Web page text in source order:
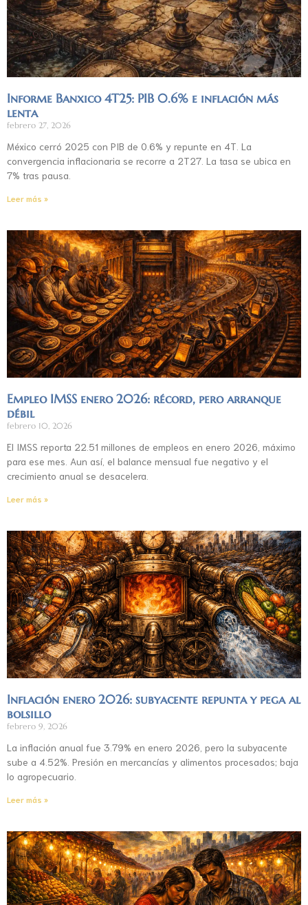
Informe Banxico 4T25: PIB 0.6% e inflación más
lenta
febrero 27, 2026
México cerró 2025 con PIB de 0.6% y repunte en 4T. La
convergencia inflacionaria se recorre a 2T27. La tasa se ubica en
7% tras pausa.
Leer más »
Empleo IMSS enero 2026: récord, pero arranque
débil
febrero 10, 2026
El IMSS reporta 22.51 millones de empleos en enero 2026, máximo
para ese mes. Aun así, el balance mensual fue negativo y el
crecimiento anual se desacelera.
Leer más »
Inflación enero 2026: subyacente repunta y pega al
bolsillo
febrero 9, 2026
La inflación anual fue 3.79% en enero 2026, pero la subyacente
sube a 4.52%. Presión en mercancías y alimentos procesados; baja
lo agropecuario.
Leer más »